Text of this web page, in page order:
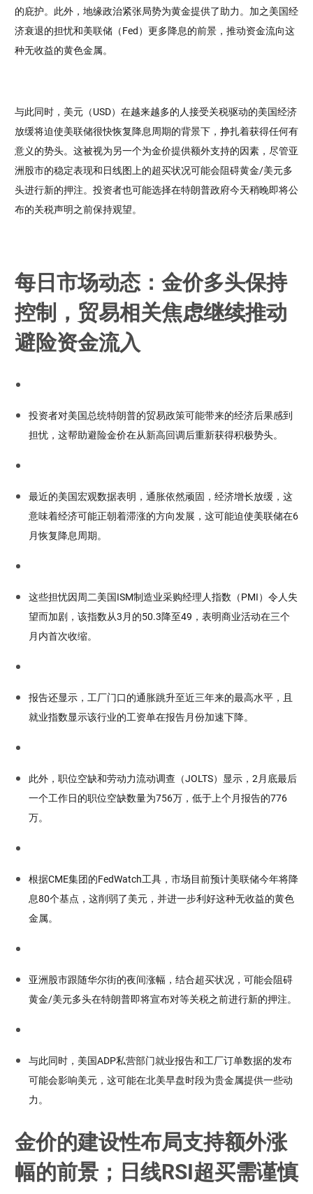
的庇护。此外，地缘政治紧张局势为黄金提供了助力。加之美国经
济衰退的担忧和美联储（Fed）更多降息的前景，推动资金流向这
种无收益的黄色金属。
与此同时，美元（USD）在越来越多的人接受关税驱动的美国经济
放缓将迫使美联储很快恢复降息周期的背景下，挣扎着获得任何有
意义的势头。这被视为另一个为金价提供额外支持的因素，尽管亚
洲股市的稳定表现和日线图上的超买状况可能会阻碍黄金/美元多
头进行新的押注。投资者也可能选择在特朗普政府今天稍晚即将公
布的关税声明之前保持观望。
每日市场动态：金价多头保持
控制，贸易相关焦虑继续推动
避险资金流入
投资者对美国总统特朗普的贸易政策可能带来的经济后果感到
担忧，这帮助避险金价在从新高回调后重新获得积极势头。
最近的美国宏观数据表明，通胀依然顽固，经济增长放缓，这
意味着经济可能正朝着滞涨的方向发展，这可能迫使美联储在6
月恢复降息周期。
这些担忧因周二美国ISM制造业采购经理人指数（PMI）令人失
望而加剧，该指数从3月的50.3降至49，表明商业活动在三个
月内首次收缩。
报告还显示，工厂门口的通胀跳升至近三年来的最高水平，且
就业指数显示该行业的工资单在报告月份加速下降。
此外，职位空缺和劳动力流动调查（JOLTS）显示，2月底最后
一个工作日的职位空缺数量为756万，低于上个月报告的776
万。
根据CME集团的FedWatch工具，市场目前预计美联储今年将降
息80个基点，这削弱了美元，并进一步利好这种无收益的黄色
金属。
亚洲股市跟随华尔街的夜间涨幅，结合超买状况，可能会阻碍
黄金/美元多头在特朗普即将宣布对等关税之前进行新的押注。
与此同时，美国ADP私营部门就业报告和工厂订单数据的发布
可能会影响美元，这可能在北美早盘时段为贵金属提供一些动
力。
金价的建设性布局支持额外涨
幅的前景；日线RSI超买需谨慎